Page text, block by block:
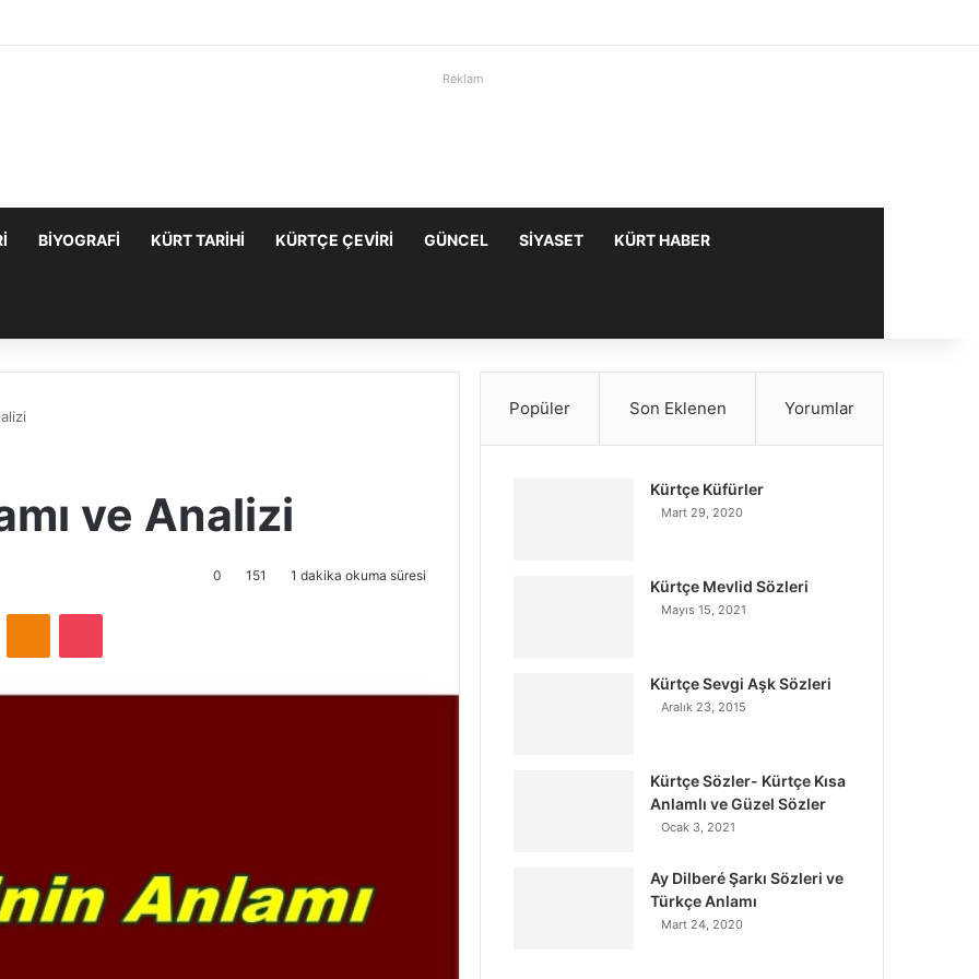
Reklam
BIYOGRAFI KÜRT TARIHI KÜRTÇE ÇEVIRI GÜNCEL SIYASET KÜRT HABER
ve Analizi
0 151 1 dakika okuma süresi
Popüler Son Eklenen Yorumlar
Kürtçe Küfürler
Mart 29, 2020
Kürtçe Mevlid Sözleri
Mayıs 15, 2021
Kürtçe Sevgi Aşk Sözleri
Aralık 23, 2015
Kürtçe Sözler- Kürtçe Kısa
Anlamlı ve Güzel Sözler
Ocak 3, 2021
Ay Dilberé Şarkı Sözleri ve
Türkçe Anlamı
Mart 24, 2020